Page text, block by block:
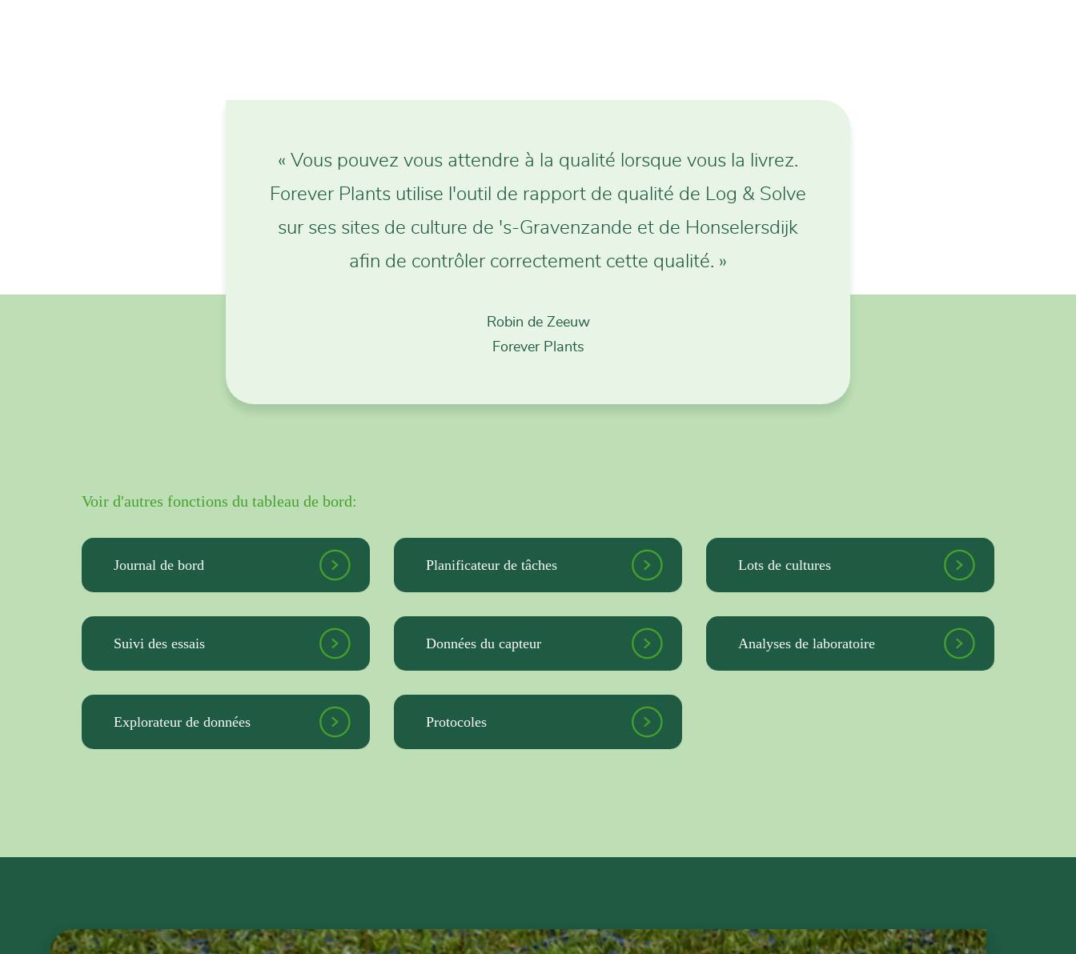
« Vous pouvez vous attendre à la qualité lorsque vous la livrez.
Forever Plants utilise l'outil de rapport de qualité de Log & Solve
sur ses sites de culture de 's-Gravenzande et de Honselersdijk
afin de contrôler correctement cette qualité. »
Robin de Zeeuw
Forever Plants
Voir d'autres fonctions du tableau de bord:
Journal de bord Planificateur de tâches Lots de cultures
Suivi des essais Données du capteur Analyses de laboratoire
Explorateur de données Protocoles